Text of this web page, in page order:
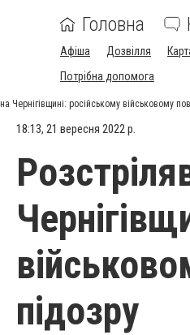
Головна
Афіша Дозвілля
Потрібна допомога
Чернігівщині: російському військовому
18:13, 21 вересня 2022 р.
підозру